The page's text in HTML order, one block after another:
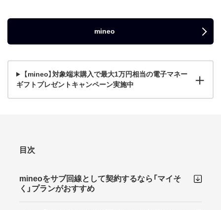
mineo
【mineo】対象端末購入で最大1万円相当の電子マネー
ギフトプレゼントキャンペーン実施中
目次
mineoをサブ回線として契約するなら「マイそ
く」プランがおすすめ